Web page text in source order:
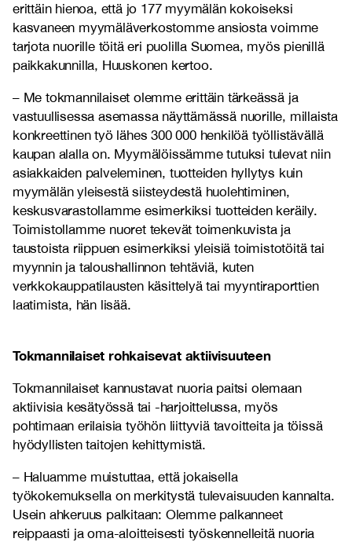
erittäin hienoa, että jo 177 myymälän kokoiseksi
kasvaneen myymäläverkostomme ansiosta voimme
tarjota nuorille töitä eri puolilla Suomea, myös pienillä
paikkakunnilla, Huuskonen kertoo.
– Me tokmannilaiset olemme erittäin tärkeässä ja
vastuullisessa asemassa näyttämässä nuorille, millaista
konkreettinen työ lähes 300 000 henkilöä työllistävällä
kaupan alalla on. Myymälöissämme tutuksi tulevat niin
asiakkaiden palveleminen, tuotteiden hyllytys kuin
myymälän yleisestä siisteydestä huolehtiminen,
keskusvarastollamme esimerkiksi tuotteiden keräily.
Toimistollamme nuoret tekevät toimenkuvista ja
taustoista riippuen esimerkiksi yleisiä toimistotöitä tai
myynnin ja taloushallinnon tehtäviä, kuten
verkkokauppatilausten käsittelyä tai myyntiraporttien
laatimista, hän lisää.
Tokmannilaiset rohkaisevat aktiivisuuteen
Tokmannilaiset kannustavat nuoria paitsi olemaan
aktiivisia kesätyössä tai -harjoittelussa, myös
pohtimaan erilaisia työhön liittyviä tavoitteita ja töissä
hyödyllisten taitojen kehittymistä.
– Haluamme muistuttaa, että jokaisella
työkokemuksella on merkitystä tulevaisuuden kannalta.
Usein ahkeruus palkitaan: Olemme palkanneet
reippaasti ja oma-aloitteisesti työskennelleitä nuoria